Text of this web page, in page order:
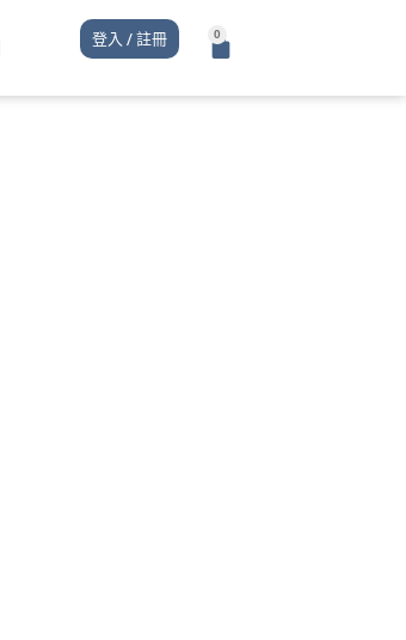
登入 / 註冊